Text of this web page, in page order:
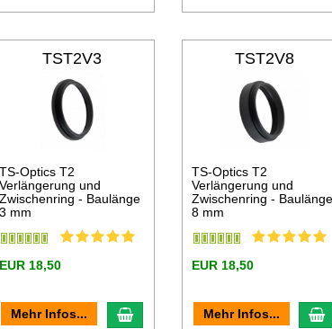
TST2V3
TS-Optics T2
Verlängerung und
Zwischenring - Baulänge
3 mm
EUR 18,50
Mehr Infos... In den Warenkorb
TST2V8
TS-Optics T2
Verlängerung und
Zwischenring - Baulänge
8 mm
EUR 18,50
Mehr Infos...